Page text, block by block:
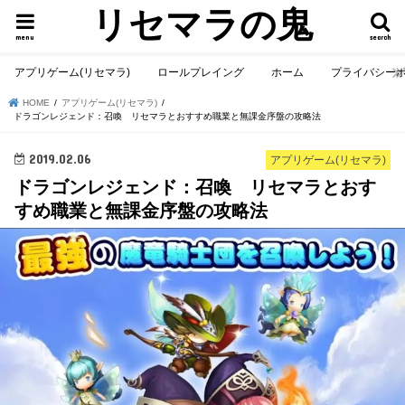
リセマラの鬼 search
menu
アプリゲーム(リセマラ) ロールプレイング ホーム プライバシー
HOME
アプリゲーム(リセマラ)
ドラゴンレジェンド：召喚 リセマラとおすすめ職業と無課金序盤の攻略法
アプリゲーム(リセマラ)
2019.02.06
ドラゴンレジェンド：召喚 リセマラとおす
すめ職業と無課金序盤の攻略法